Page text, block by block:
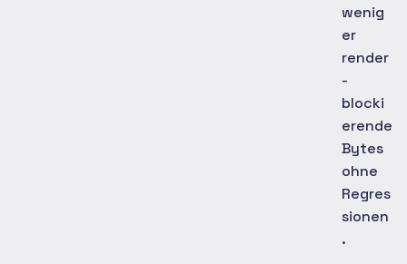
wenig
er
render
-
blocki
erende
Bytes
ohne
Regres
sionen
.